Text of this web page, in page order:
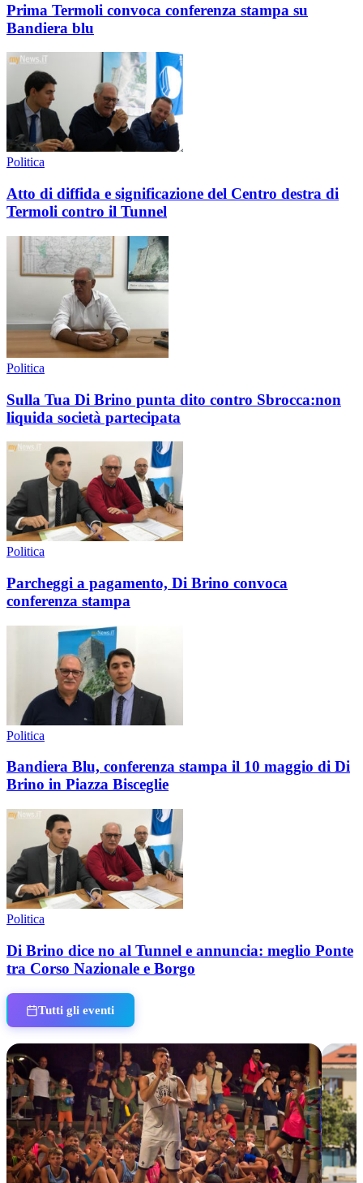
Prima Termoli convoca conferenza stampa su
Bandiera blu
Politica
Atto di diffida e significazione del Centro destra di
Termoli contro il Tunnel
Politica
Sulla Tua Di Brino punta dito contro Sbrocca:non
liquida società partecipata
Politica
Parcheggi a pagamento, Di Brino convoca
conferenza stampa
Politica
Bandiera Blu, conferenza stampa il 10 maggio di Di
Brino in Piazza Bisceglie
Politica
Di Brino dice no al Tunnel e annuncia: meglio Ponte
tra Corso Nazionale e Borgo
Tutti gli eventi